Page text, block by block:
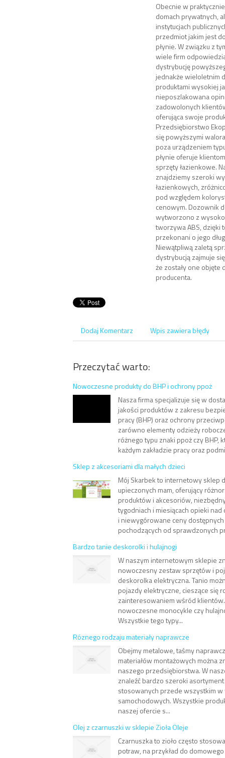
Obecnie w
domach prywatnych,
instytucjach
przedmiot jakim jest
płynie. W związku z
wiele firm
dystrybucję
jednakże wieloletnim
produktami wysokiej
nieposzlakowana
zadowolonych
oferująca swoje
Przedsiębiorstwo
się powyższymi
poza urządzeniem
płynie oferuje
sprzęty łazienkowe.
znajdziemy szeroki
łazienkowych,
pod względem
cenowym. Dozownik
wytworzono z
tworzywa ABS, dzięki
przekonani o jego
Niewątpliwą zaletą
dystrybucją zajmuje
że zostały one objęte
producenta.
Dodaj Komentarz Wpis zawiera błędy
Przeczytać warto:
Nowoczesne produkty do BHP i ochrony ppoż
Nasza firma specjalizuje się w
jakości produktów z zakresu
pracy (BHP) oraz ochrony
zarówno elementy odzieży
różnego typu znaki ppoż czy BHP,
każdym zakładzie pracy oraz
Sklep z akcesoriami dla małych dzieci
Mój Skarbek to internetowy sklep
upieczonych mam, oferujący
produktów i akcesoriów,
tygodniach i miesiącach opieki
i niewygórowane ceny
pochodzących od sprawdzonych
Bardzo tanie deskorolki i hulajnogi
W naszym internetowym sklepie
nowoczesny zestaw sprzętów i
deskorolka elektryczna. Tanio
pojazdy elektryczne, cieszące się
zainteresowaniem wśród
nowoczesne monocykle czy
Wszystkie tego typy...
Róznego rodzaju materiały naprawcze
Obejmy metalowe, taśmy
materiałów montażowych można
naszego przedsiębiorstwa. W
znaleźć bardzo szeroki
stosowanych przede wszystkim w
samochodowych. Wszystkie
naszej ofercie s...
Olej z czarnuszki w sklepie Zioła Oleje
Czarnuszka to zioło często
potraw, na przykład do domowego